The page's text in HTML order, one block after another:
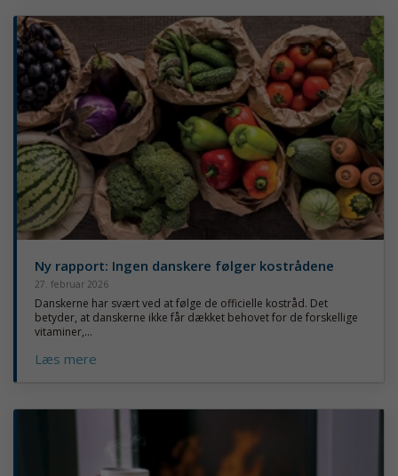
Ny rapport: Ingen danskere følger kostrådene
27. februar 2026
Danskerne har svært ved at følge de officielle kostråd. Det
betyder, at danskerne ikke får dækket behovet for de forskellige
vitaminer,...
Læs mere